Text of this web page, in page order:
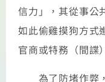
信力」，其從事公
如此偷雞摸狗方式
官商或特務（間諜
為了防堵作弊，